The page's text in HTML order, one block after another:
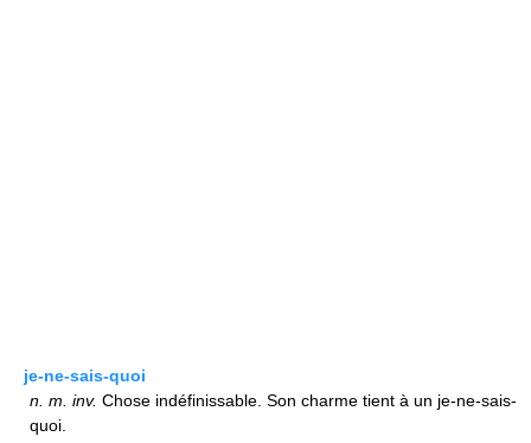
je-ne-sais-quoi
n. m. inv. Chose indéfinissable. Son charme tient à un je-ne-sais-
quoi.